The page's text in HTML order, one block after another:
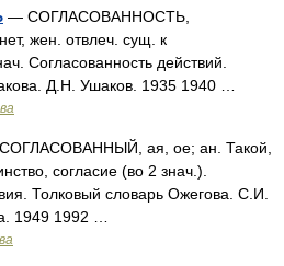
— СОГЛАСОВАННОСТЬ,
жен. отвлеч. сущ. к
Согласованность действий.
Д.Н. Ушаков. 1935 1940 …
ая, ое; ан. Такой,
согласие (во 2 знач.).
Толковый словарь Ожегова. С.И.
1949 1992 …